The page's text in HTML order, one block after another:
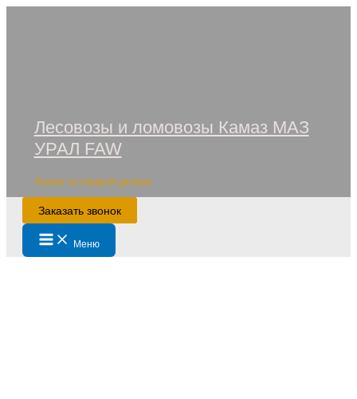
Лесовозы и ломовозы Камаз МАЗ
УРАЛ FAW
Лизинг со скидкой дилера
Заказать звонок
Main
Menu Меню